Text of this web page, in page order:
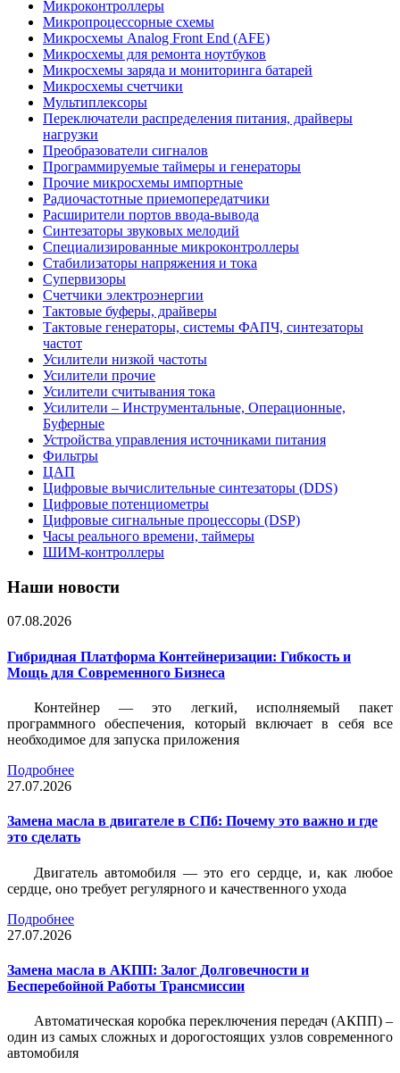
Микроконтроллеры
Микропроцессорные схемы
Микросхемы Analog Front End (AFE)
Микросхемы для ремонта ноутбуков
Микросхемы заряда и мониторинга батарей
Микросхемы счетчики
Мультиплексоры
Переключатели распределения питания, драйверы
нагрузки
Преобразователи сигналов
Программируемые таймеры и генераторы
Прочие микросхемы импортные
Радиочастотные приемопередатчики
Расширители портов ввода-вывода
Синтезаторы звуковых мелодий
Специализированные микроконтроллеры
Стабилизаторы напряжения и тока
Супервизоры
Счетчики электроэнергии
Тактовые буферы, драйверы
Тактовые генераторы, системы ФАПЧ, синтезаторы
частот
Усилители низкой частоты
Усилители прочие
Усилители считывания тока
Усилители – Инструментальные, Операционные,
Буферные
Устройства управления источниками питания
Фильтры
ЦАП
Цифровые вычислительные синтезаторы (DDS)
Цифровые потенциометры
Цифровые сигнальные процессоры (DSP)
Часы реального времени, таймеры
ШИМ-контроллеры
Наши новости
07.08.2026
Гибридная Платформа Контейнеризации: Гибкость и
Мощь для Современного Бизнеса
Контейнер — это легкий, исполняемый пакет
программного обеспечения, который включает в себя все
необходимое для запуска приложения
Подробнее
27.07.2026
Замена масла в двигателе в СПб: Почему это важно и где
это сделать
Двигатель автомобиля — это его сердце, и, как любое
сердце, оно требует регулярного и качественного ухода
Подробнее
27.07.2026
Замена масла в АКПП: Залог Долговечности и
Бесперебойной Работы Трансмиссии
Автоматическая коробка переключения передач (АКПП) –
один из самых сложных и дорогостоящих узлов современного
автомобиля